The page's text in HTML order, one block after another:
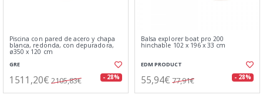
Piscina con pared de acero y chapa
blanca, redonda, con depuradora,
ø350 x 120 cm
GRE
1511,20€ 2105,83€ - 28%
Balsa explorer boat pro 200
hinchable 102 x 196 x 33 cm
EDM PRODUCT
55,94€ 77,91€ - 28%